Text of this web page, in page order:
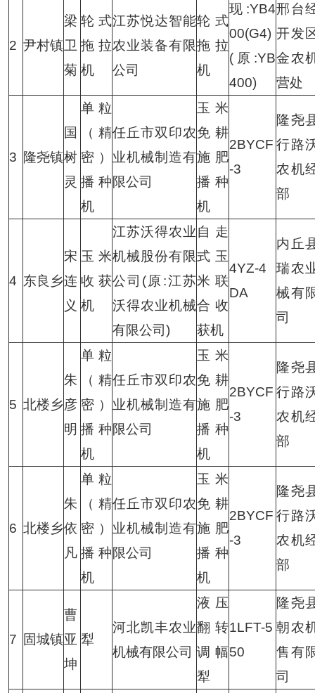
2 尹村镇
梁
卫
菊
轮式
拖拉
机
江苏悦达智能
农业装备有限
公司
轮式
拖拉
机
现:YB4
00(G4)
(原:YB
400)
邢台
开发
金农
营处
3 隆尧镇
国
树
灵
单粒
（精
密）
播种
机
任丘市双印农
业机械制造有
限公司
玉米
免耕
施肥
播种
机
2BYCF
-3
隆尧
行路
农机
部
4 东良乡
宋
连
义
玉米
收获
机
江苏沃得农业
机械股份有限
公司(原:江苏
沃得农业机械
有限公司)
自走
式玉
米联
合收
获机
4YZ-4
DA
内丘
瑞农
械有
司
5 北楼乡
朱
彦
明
单粒
（精
密）
播种
机
任丘市双印农
业机械制造有
限公司
玉米
免耕
施肥
播种
机
2BYCF
-3
隆尧
行路
农机
部
6 北楼乡
朱
依
凡
单粒
（精
密）
播种
机
任丘市双印农
业机械制造有
限公司
玉米
免耕
施肥
播种
机
2BYCF
-3
隆尧
行路
农机
部
7 固城镇
曹
亚
坤
犁
河北凯丰农业
机械有限公司
液压
翻转
调幅
犁
1LFT-5
50
隆尧
朝农
售有
司